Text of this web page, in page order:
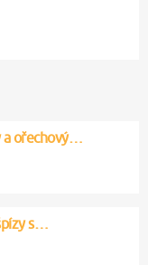
a ořechový…
s…